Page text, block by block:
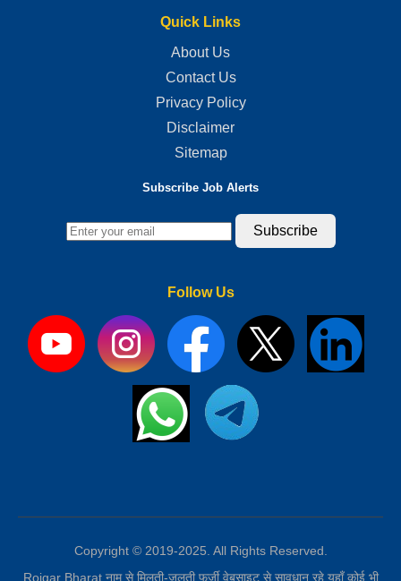
Quick Links
About Us
Contact Us
Privacy Policy
Disclaimer
Sitemap
Subscribe Job Alerts
Subscribe
Follow Us
Copyright © 2019-2025. All Rights Reserved.
Rojgar Bharat नाम से मिलती-जुलती फर्जी वेबसाइट से सावधान रहे,यहाँ कोई भी